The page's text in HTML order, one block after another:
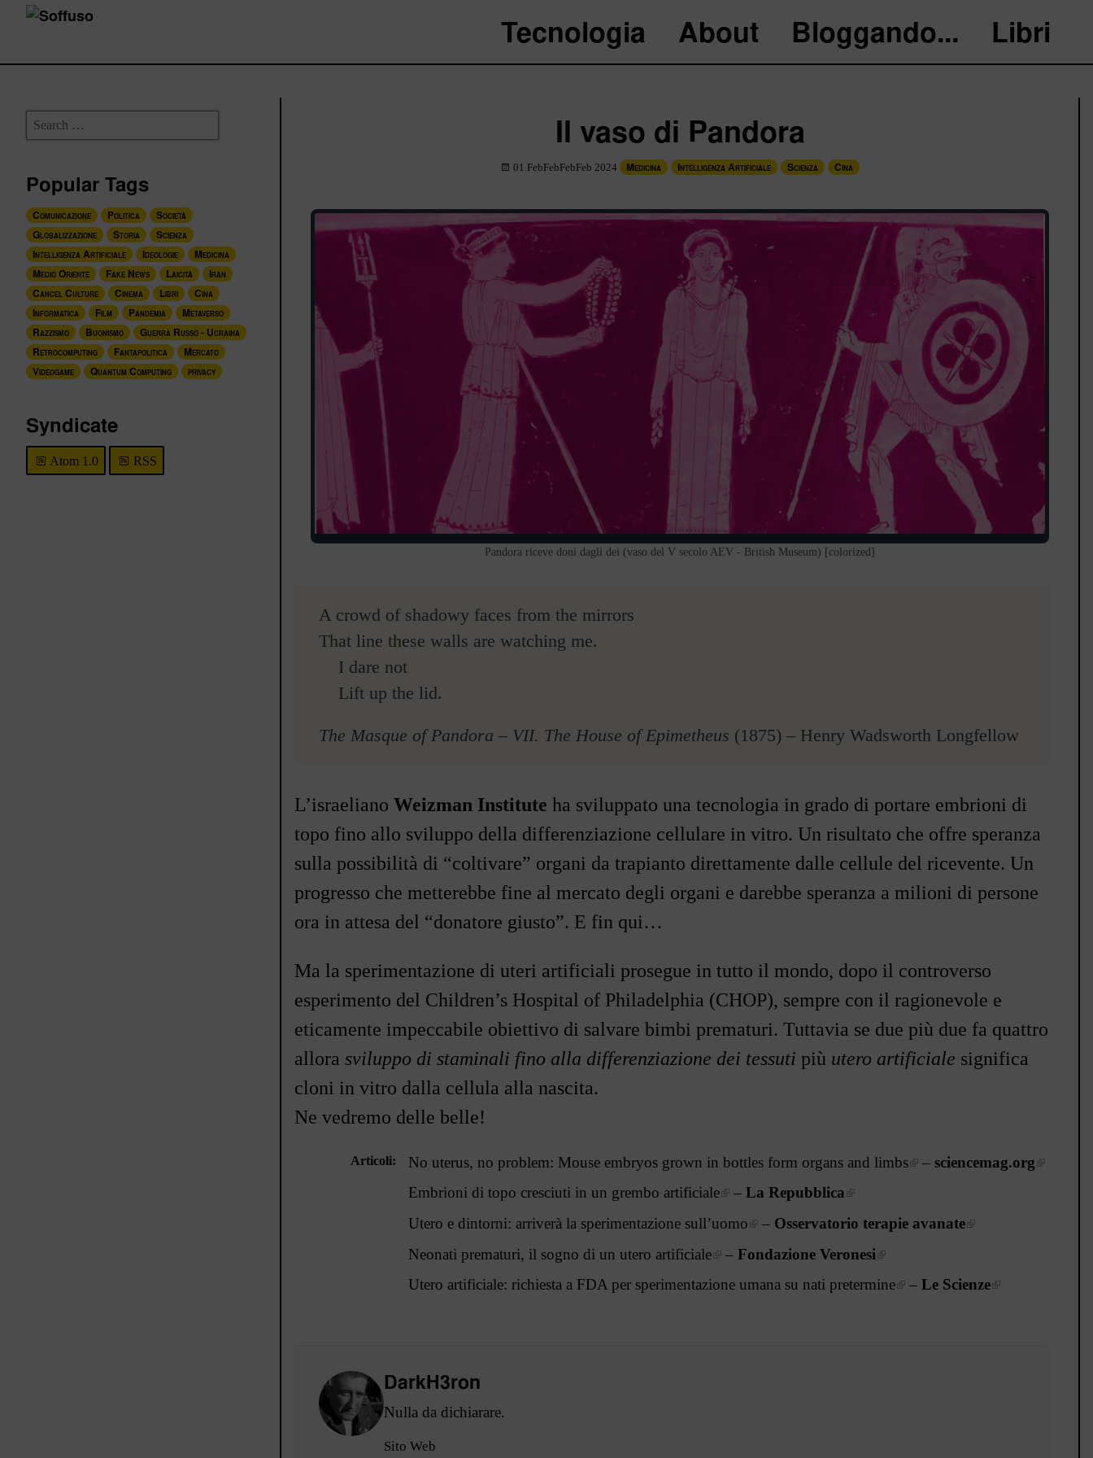
Tecnologia About Bloggando... Libri
Popular Tags
Comunicazione Politica
Società
Globalizzazione
Storia
Scienza
Intelligenza Artificiale
Ideologie
Medicina
Medio Oriente
Fake News Laicità
Iran
Cancel Culture
Cinema Libri
Cina
Informatica
Film Pandemia
Metaverso
Razzismo
Buonismo
Guerra Russo - Ucraina
Retrocomputing
Fantapolitica
Mercato
Videogame
Quantum Computing privacy
Syndicate
Atom 1.0 RSS
Il vaso di Pandora
01 FebFebFebFeb 2024 Medicina Intelligenza Artificiale Scienza Cina
Pandora riceve doni dagli dei (vaso del V secolo AEV - British Museum) [colorized]
A crowd of shadowy faces from the mirrors
That line these walls are watching me.
I dare not
Lift up the lid.
The Masque of Pandora – VII. The House of Epimetheus (1875) – Henry Wadsworth Longfellow
L’israeliano Weizman Institute ha sviluppato una tecnologia in grado di portare embrioni di
topo fino allo sviluppo della differenziazione cellulare in vitro. Un risultato che offre speranza
sulla possibilità di “coltivare” organi da trapianto direttamente dalle cellule del ricevente. Un
progresso che metterebbe fine al mercato degli organi e darebbe speranza a milioni di persone
ora in attesa del “donatore giusto”. E fin qui…
Ma la sperimentazione di uteri artificiali prosegue in tutto il mondo, dopo il controverso
esperimento del Children’s Hospital of Philadelphia (CHOP), sempre con il ragionevole e
eticamente impeccabile obiettivo di salvare bimbi prematuri. Tuttavia se due più due fa quattro
allora sviluppo di staminali fino alla differenziazione dei tessuti più utero artificiale significa
cloni in vitro dalla cellula alla nascita.
Ne vedremo delle belle!
Articoli No uterus, no problem: Mouse embryos grown in bottles form organs and limbs – sciencemag.org
Embrioni di topo cresciuti in un grembo artificiale
– La Repubblica
Utero e dintorni: arriverà la sperimentazione sull’uomo – Osservatorio terapie avanate
Neonati prematuri, il sogno di un utero artificiale
– Fondazione Veronesi
Utero artificiale: richiesta a FDA per sperimentazione umana su nati pretermine
– Le Scienze
DarkH3ron
Nulla da dichiarare.
Sito Web